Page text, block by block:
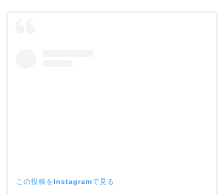
この投稿をInstagramで見る